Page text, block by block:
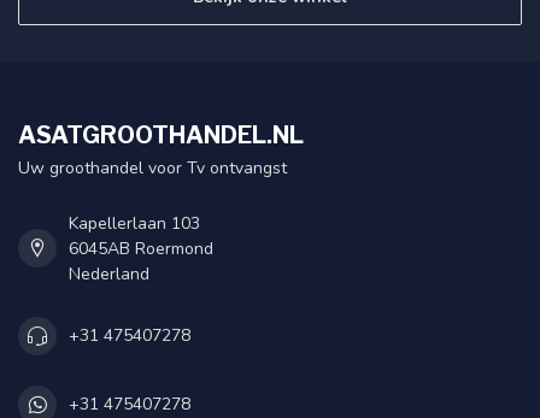
ASATGROOTHANDEL.NL
Uw groothandel voor Tv ontvangst
Kapellerlaan 103
6045AB Roermond
Nederland
+31 475407278
+31 475407278